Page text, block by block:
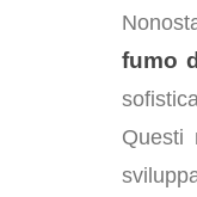
fumo
Questi